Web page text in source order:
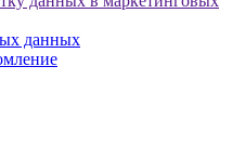
данных